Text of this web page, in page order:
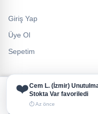
Giriş Yap
Üye Ol
Sepetim
Çerez Politikası ve Veri
Size daha iyi bir deneyim
Sitemizi kullanmaya devam
❤️Cem L. (İzmir)
Stokta Var favoriledi
⏱ Az önce